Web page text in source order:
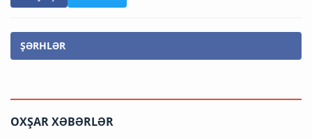
ŞƏRHLƏR
OXŞAR XƏBƏRLƏR